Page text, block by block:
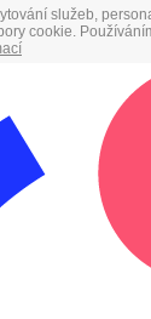
služeb,
cookie.